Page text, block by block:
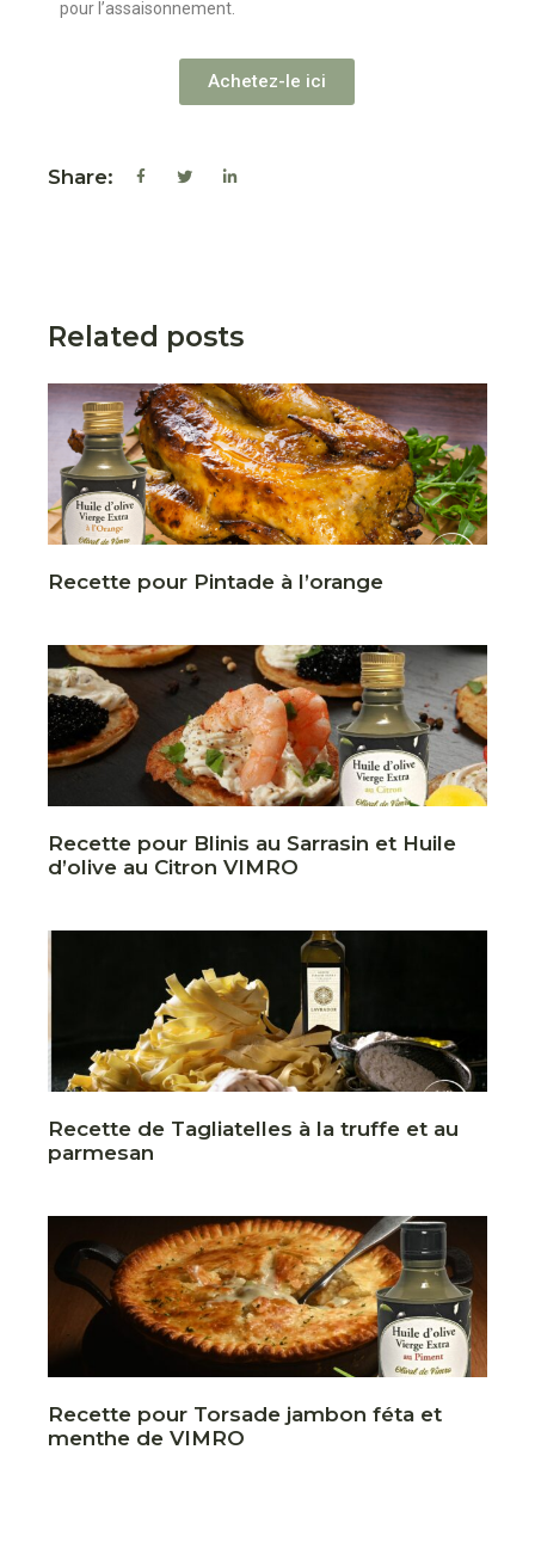
pour l’assaisonnement.
Achetez-le ici
Share:
Related posts
Recette pour Pintade à l’orange
Recette pour Blinis au Sarrasin et Huile
d’olive au Citron VIMRO
Recette de Tagliatelles à la truffe et au
parmesan
Recette pour Torsade jambon féta et
menthe de VIMRO